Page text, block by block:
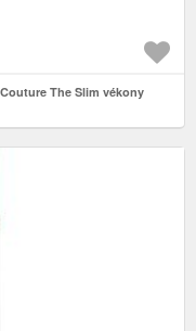
The Slim vékony